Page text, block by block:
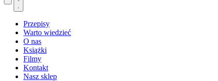
Przepisy
Warto wiedzieć
O nas
Książki
Filmy
Kontakt
Nasz sklep